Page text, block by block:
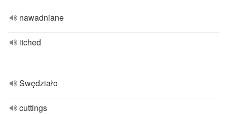
nawadniane
itched
Swędziało
cuttings